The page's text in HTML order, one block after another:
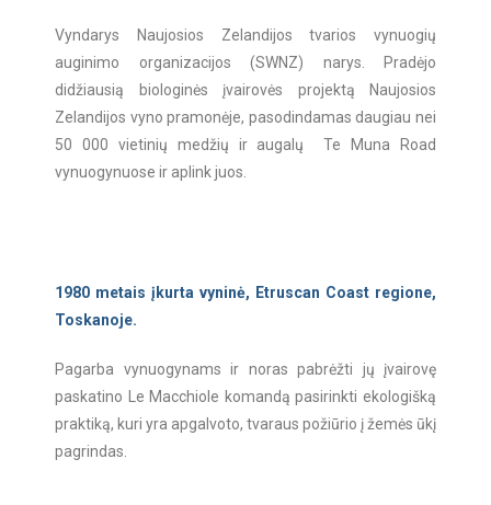
Vyndarys Naujosios Zelandijos tvarios vynuogių
auginimo organizacijos (SWNZ) narys. Pradėjo
didžiausią biologinės įvairovės projektą Naujosios
Zelandijos vyno pramonėje, pasodindamas daugiau nei
50 000 vietinių medžių ir augalų Te Muna Road
vynuogynuose ir aplink juos.
1980 metais įkurta vyninė, Etruscan Coast regione,
Toskanoje.
Pagarba vynuogynams ir noras pabrėžti jų įvairovę
paskatino Le Macchiole komandą pasirinkti ekologišką
praktiką, kuri yra apgalvoto, tvaraus požiūrio į žemės ūkį
pagrindas.